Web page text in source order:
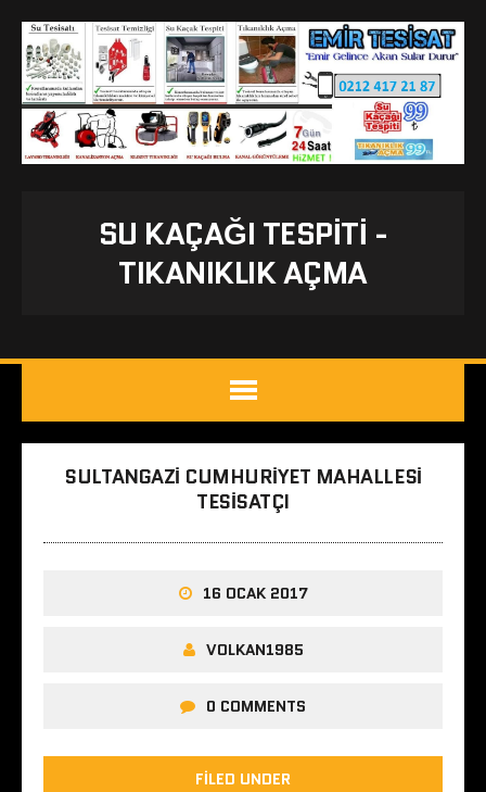
SU KAÇAĞI TESPITI -
TIKANIKLIK AÇMA
SULTANGAZI CUMHURIYET MAHALLESI
TESISATÇI
16 OCAK 2017
VOLKAN1985
0 COMMENTS
FILED UNDER